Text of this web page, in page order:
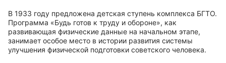
В 1933 году предложена детская ступень комплекса БГТО.
Программа «Будь готов к труду и обороне», как
развивающая физические данные на начальном этапе,
занимает особое место в истории развития системы
улучшения физической подготовки советского человека.